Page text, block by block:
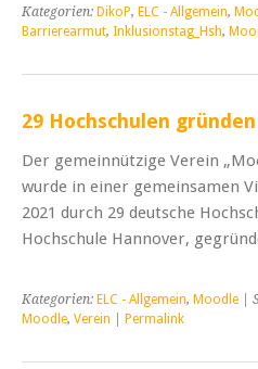
Kategorien: DikoP, ELC - Allgemein,
Barrierearmut, Inklusionstag_Hsh,
29 Hochschulen
Der gemeinnützige Verein
wurde in einer gemeinsamen
2021 durch 29 deutsche
Hochschule Hannover,
Kategorien: ELC - Allgemein, Moodle |
Moodle, Verein Permalink